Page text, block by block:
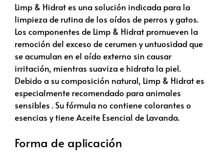
Limp & Hidrat es una solución indicada para la
limpieza de rutina de los oídos de perros y gatos.
Los componentes de Limp & Hidrat promueven la
remoción del exceso de cerumen y untuosidad que
se acumulan en el oído externo sin causar
irritación, mientras suaviza e hidrata la piel.
Debido a su composición natural, Limp & Hidrat es
especialmente recomendado para animales
sensibles . Su fórmula no contiene colorantes o
esencias y tiene Aceite Esencial de Lavanda.
Forma de aplicación